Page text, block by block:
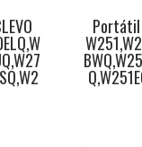
Portátil